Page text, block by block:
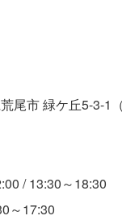
市 緑ケ丘5-3-1（
/ 13:30～18:30
～17:30